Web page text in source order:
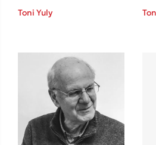
Toni Yuly